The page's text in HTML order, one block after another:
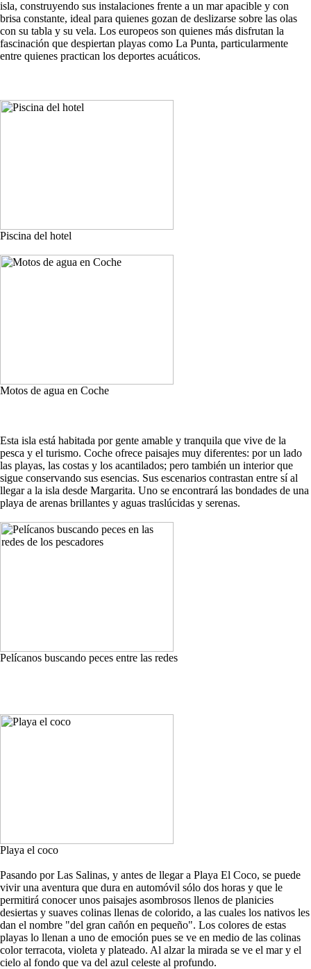
isla, construyendo sus instalaciones frente a un mar apacible y con
brisa constante, ideal para quienes gozan de deslizarse sobre las olas
con su tabla y su vela. Los europeos son quienes más disfrutan la
fascinación que despiertan playas como La Punta, particularmente
entre quienes practican los deportes acuáticos.
Piscina del hotel
Motos de agua en Coche
Esta isla está habitada por gente amable y tranquila que vive de la
pesca y el turismo. Coche ofrece paisajes muy diferentes: por un lado
las playas, las costas y los acantilados; pero también un interior que
sigue conservando sus esencias. Sus escenarios contrastan entre sí al
llegar a la isla desde Margarita. Uno se encontrará las bondades de una
playa de arenas brillantes y aguas traslúcidas y serenas.
Pelícanos buscando peces entre las redes
Playa el coco
Pasando por Las Salinas, y antes de llegar a Playa El Coco, se puede
vivir una aventura que dura en automóvil sólo dos horas y que le
permitirá conocer unos paisajes asombrosos llenos de planicies
desiertas y suaves colinas llenas de colorido, a las cuales los nativos les
dan el nombre "del gran cañón en pequeño". Los colores de estas
playas lo llenan a uno de emoción pues se ve en medio de las colinas
color terracota, violeta y plateado. Al alzar la mirada se ve el mar y el
cielo al fondo que va del azul celeste al profundo.